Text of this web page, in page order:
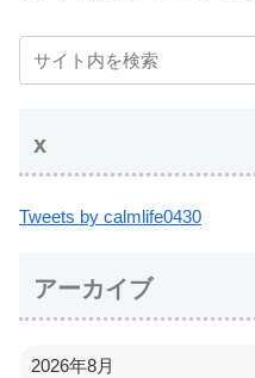
x
Tweets by calmlife0430
アーカイブ
2026年8月